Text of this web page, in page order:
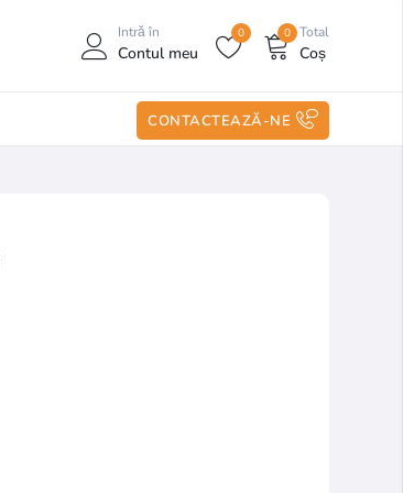
Intră în
Contul meu
0 Total
Coș
0
CONTACTEAZĂ-NE